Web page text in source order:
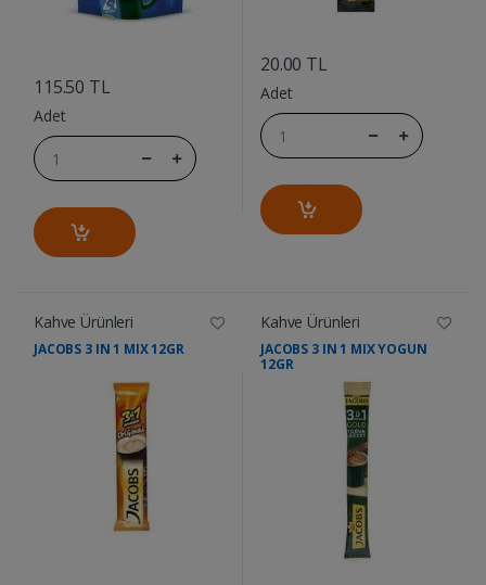
115.50 TL
Adet
20.00 TL
Adet
Kahve Ürünleri
JACOBS 3 IN 1 MIX 12GR
Kahve Ürünleri
JACOBS 3 IN 1 MIX YOGUN
12GR